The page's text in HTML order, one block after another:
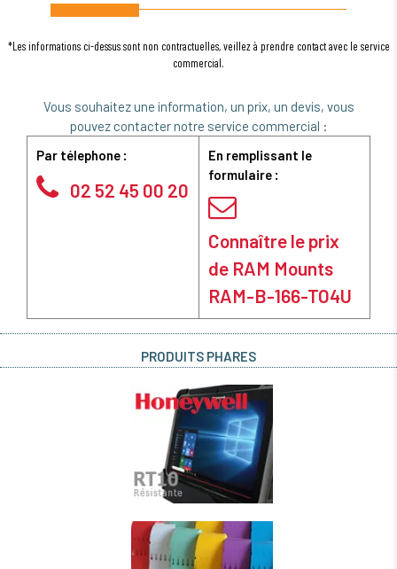
*Les informations ci-dessus sont non contractuelles, veillez à prendre contact avec le service
commercial.
Vous souhaitez une information, un prix, un devis, vous
pouvez contacter notre service commercial :
Par télephone :
02 52 45 00 20
En remplissant le
formulaire :
Connaître le prix
de RAM Mounts
RAM-B-166-TO4U
PRODUITS PHARES